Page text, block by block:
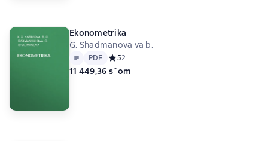
Ekonometrika
G. Shadmanova va b.
Matn PDF
PDF Средний рейтинг 5 на основе 2 оценок
52
11 449,36 s`om